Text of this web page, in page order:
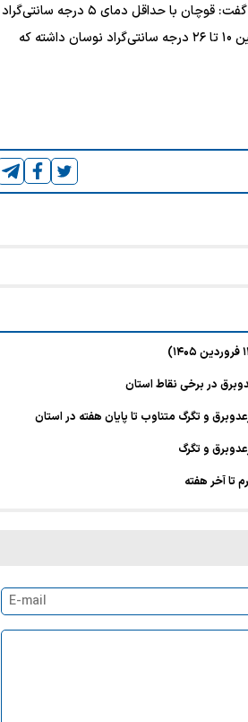
کارشناس اداره کل هواشناسی خراسان رضوی با اشاره به آمار دمای ۲۴ ساعت گذشته استان گفت: قوچان با حداقل دمای ۵ درجه سانتی‌گراد
خنک‌ترین و سرخس با ۳۲ درجه سانتی‌گراد گرم‌ترین شهر استان بوده‌اند. دمای مشهد نیز بین ۱۰ تا ۲۶ درجه سانتی‌گراد نوسان داشته که